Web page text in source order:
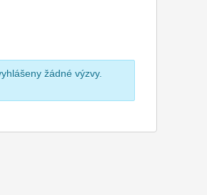
žádné výzvy.